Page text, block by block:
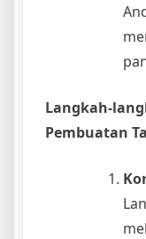
Langkah-
Pembuatan